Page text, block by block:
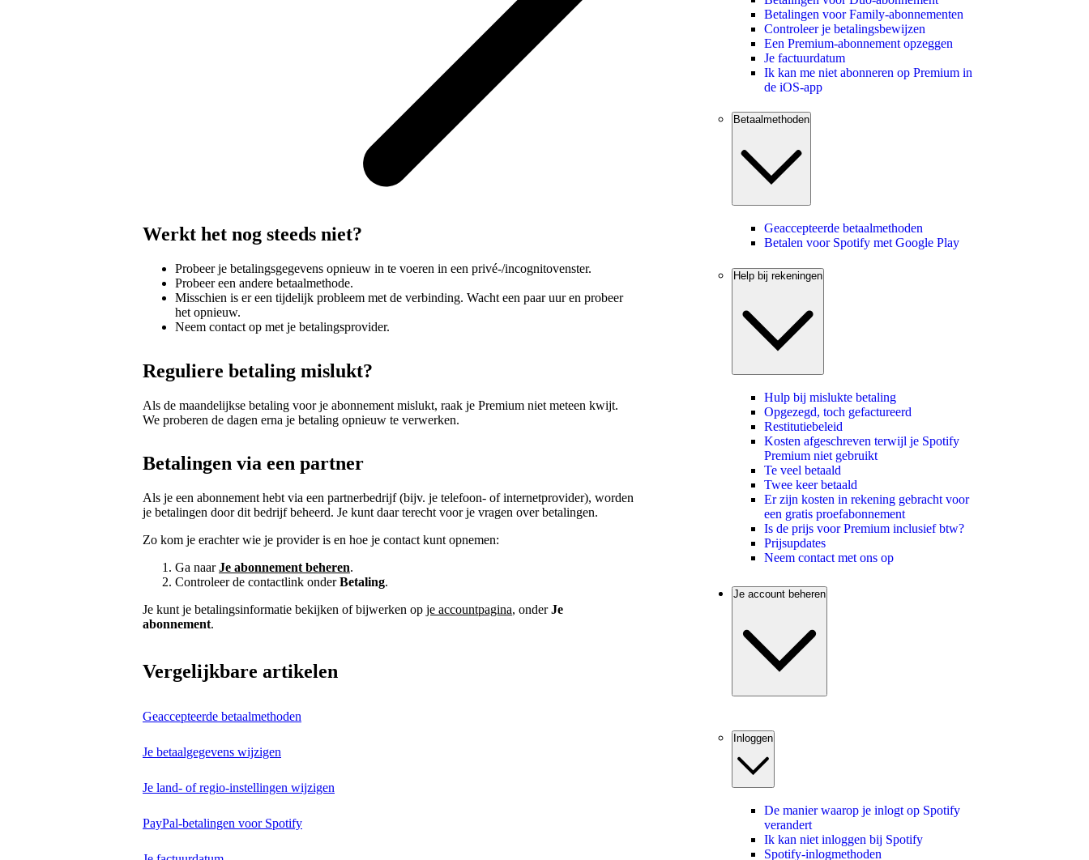
Werkt het nog steeds niet?
Probeer je betalingsgegevens opnieuw in te voeren in een privé-/incognitovenster.
Probeer een andere betaalmethode.
Misschien is er een tijdelijk probleem met de verbinding. Wacht een paar uur en probeer
het opnieuw.
Neem contact op met je betalingsprovider.
Reguliere betaling mislukt?
Als de maandelijkse betaling voor je abonnement mislukt, raak je Premium niet meteen kwijt.
We proberen de dagen erna je betaling opnieuw te verwerken.
Betalingen via een partner
Als je een abonnement hebt via een partnerbedrijf (bijv. je telefoon- of internetprovider), worden
je betalingen door dit bedrijf beheerd. Je kunt daar terecht voor je vragen over betalingen.
Zo kom je erachter wie je provider is en hoe je contact kunt opnemen:
Ga naarJe abonnement beheren.
Controleer de contactlink onderBetaling.
Je kunt je betalingsinformatie bekijken of bijwerken op je accountpagina, onderJe
abonnement.
Vergelijkbare artikelen
Geaccepteerde betaalmethoden
Je betaalgegevens wijzigen
Je land- of regio-instellingen wijzigen
PayPal-betalingen voor Spotify
Betalingen voor Family-abonnementen
Controleer je betalingsbewijzen
Een Premium-abonnement opzeggen
Je factuurdatum
Ik kan me niet abonneren op Premium in
de iOS-app
Betaalmethoden
Geaccepteerde betaalmethoden
Betalen voor Spotify met Google Play
Help bij rekeningen
Hulp bij mislukte betaling
Opgezegd, toch gefactureerd
Restitutiebeleid
Kosten afgeschreven terwijl je Spotify
Premium niet gebruikt
Te veel betaald
Twee keer betaald
Er zijn kosten in rekening gebracht voor
een gratis proefabonnement
Is de prijs voor Premium inclusief btw?
Prijsupdates
Neem contact met ons op
Je account beheren
Inloggen
De manier waarop je inlogt op Spotify
verandert
Ik kan niet inloggen bij Spotify
Spotify-inlogmethoden